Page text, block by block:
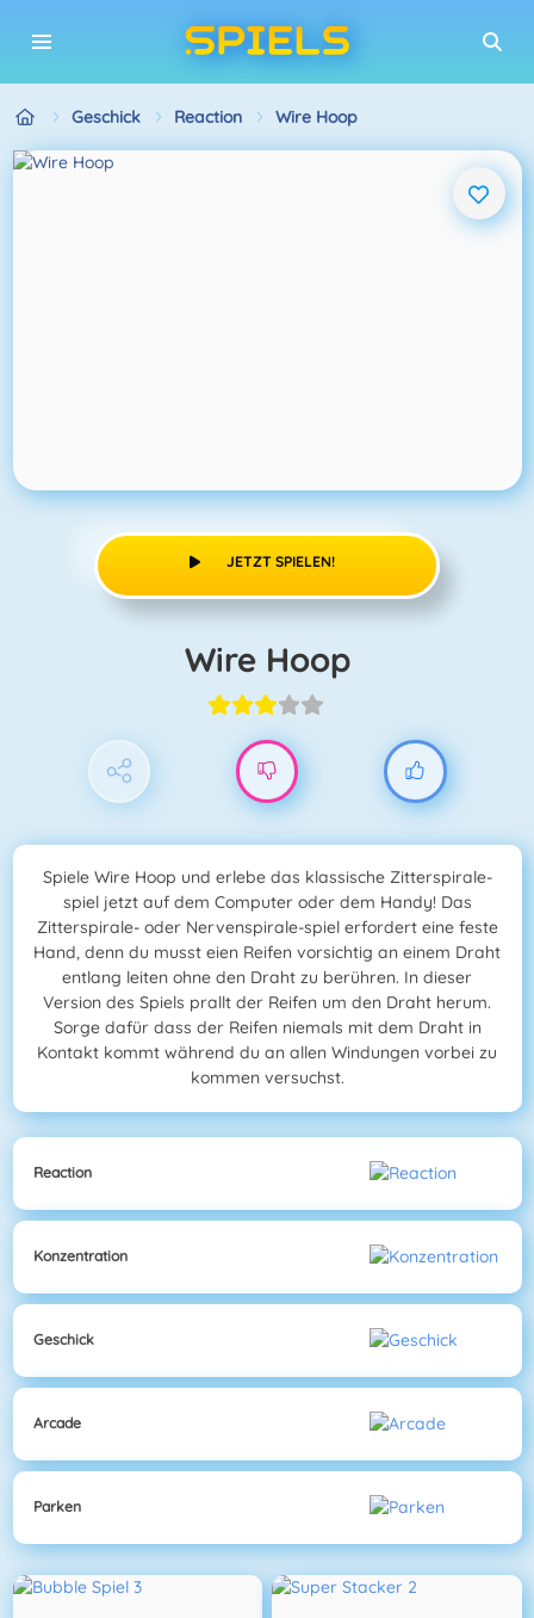
Geschick Reaction Wire Hoop
JETZT SPIELEN!
Wire Hoop
Spiele Wire Hoop und erlebe das klassische Zitterspirale-
spiel jetzt auf dem Computer oder dem Handy! Das
Zitterspirale- oder Nervenspirale-spiel erfordert eine feste
Hand, denn du musst eien Reifen vorsichtig an einem Draht
entlang leiten ohne den Draht zu berühren. In dieser
Version des Spiels prallt der Reifen um den Draht herum.
Sorge dafür dass der Reifen niemals mit dem Draht in
Kontakt kommt während du an allen Windungen vorbei zu
kommen versuchst.
Reaction
Konzentration
Geschick
Arcade
Parken